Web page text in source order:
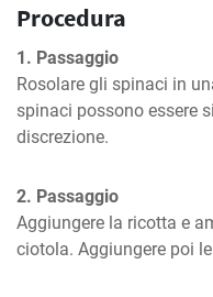
Procedura
1. Passaggio
Rosolare gli spinaci in
spinaci possono essere
discrezione.
2. Passaggio
Aggiungere la ricotta e
ciotola. Aggiungere poi